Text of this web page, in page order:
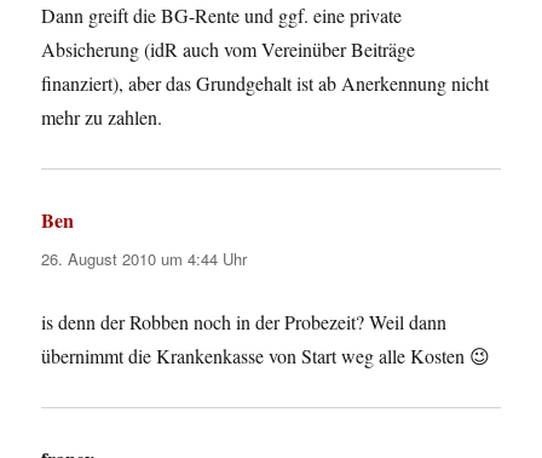
Dann greift die BG-Rente und ggf. eine private
Absicherung (idR auch vom Vereinüber Beiträge
finanziert), aber das Grundgehalt ist ab Anerkennung nicht
mehr zu zahlen.
Ben
26. August 2010 um 4:44 Uhr
is denn der Robben noch in der Probezeit? Weil dann
übernimmt die Krankenkasse von Start weg alle Kosten 😉